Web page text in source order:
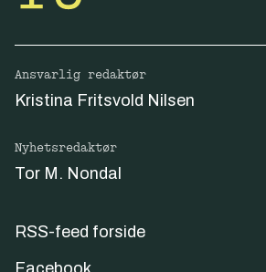
Ansvarlig redaktør
Kristina Fritsvold Nilsen
Nyhetsredaktør
Tor M. Nondal
RSS-feed forside
Facebook